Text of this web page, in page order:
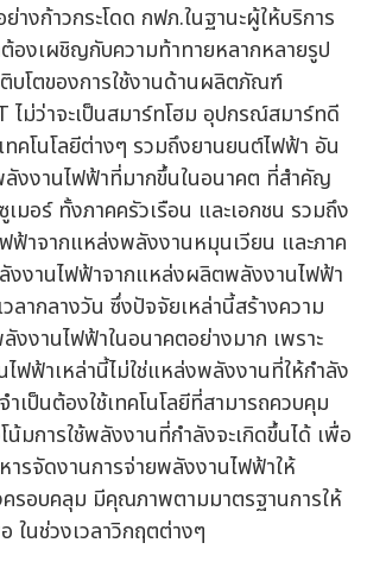
ย่างก้าวกระโดด กฟภ.ในฐานะผู้ให้บริการ
องเผชิญกับความท้าทายหลากหลายรูป
บโตของการใช้งานด้านผลิตภัณฑ์
ไม่ว่าจะเป็นสมาร์ทโฮม อุปกรณ์สมาร์ทดี
คโนโลยีต่างๆ รวมถึงยานยนต์ไฟฟ้า อัน
ลังงานไฟฟ้าที่มากขึ้นในอนาคต ที่สำคัญ
เมอร์ ทั้งภาคครัวเรือน และเอกชน รวมถึง
ฟ้าจากแหล่งพลังงานหมุนเวียน และภาค
งงานไฟฟ้าจากแหล่งผลิตพลังงานไฟฟ้า
ลากลางวัน ซึ่งปัจจัยเหล่านี้สร้างความ
งงานไฟฟ้าในอนาคตอย่างมาก เพราะ
ฟฟ้าเหล่านี้ไม่ใช่แหล่งพลังงานที่ให้กำลัง
เป็นต้องใช้เทคโนโลยีที่สามารถควบคุม
มการใช้พลังงานที่กำลังจะเกิดขึ้นได้ เพื่อ
ารจัดงานการจ่ายพลังงานไฟฟ้าให้
ครอบคลุม มีคุณภาพตามมาตรฐานการให้
ในช่วงเวลาวิกฤตต่างๆ